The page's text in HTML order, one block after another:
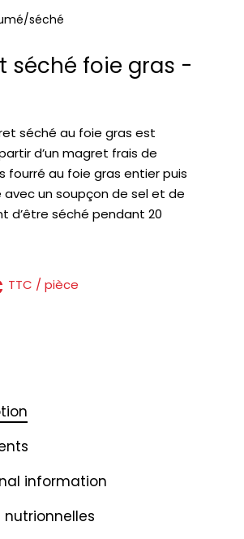
séché
séché foie gras -
séché au foie gras est
d’un magret frais de
fourré au foie gras entier puis
avec un soupçon de sel et de
d’être séché pendant 20
TTC / pièce
information
nutrionnelles